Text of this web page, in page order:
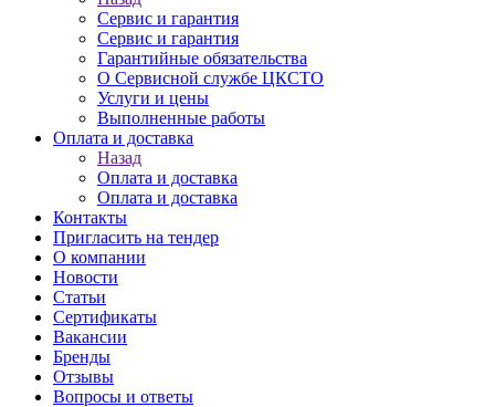
Сервис и гарантия
Сервис и гарантия
Гарантийные обязательства
О Сервисной службе ЦКСТО
Услуги и цены
Выполненные работы
Оплата и доставка
Назад
Оплата и доставка
Оплата и доставка
Контакты
Пригласить на тендер
О компании
Новости
Статьи
Сертификаты
Вакансии
Бренды
Отзывы
Вопросы и ответы